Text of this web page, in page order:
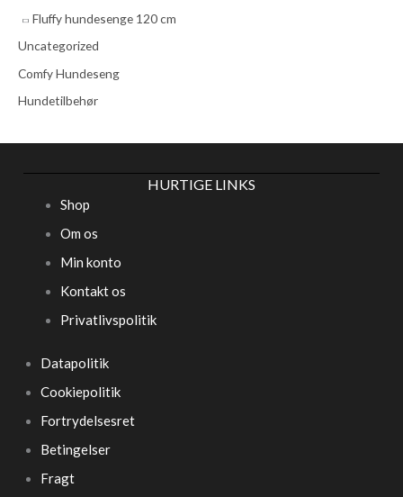
Fluffy hundesenge 120 cm
Uncategorized
Comfy Hundeseng
Hundetilbehør
HURTIGE LINKS
Shop
Om os
Min konto
Kontakt os
Privatlivspolitik
Datapolitik
Cookiepolitik
Fortrydelsesret
Betingelser
Fragt